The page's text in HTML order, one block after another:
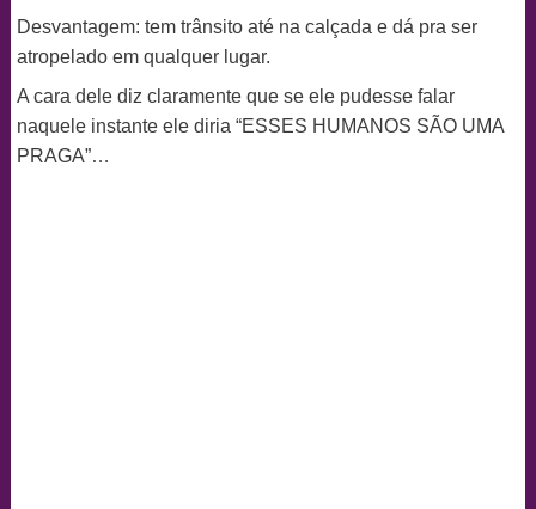
Desvantagem: tem trânsito até na calçada e dá pra ser
atropelado em qualquer lugar.
A cara dele diz claramente que se ele pudesse falar
naquele instante ele diria “ESSES HUMANOS SÃO UMA
PRAGA”…